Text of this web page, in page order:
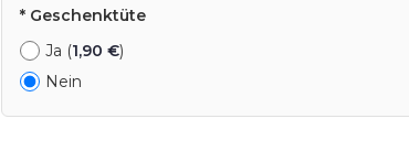
* Geschenktüte
Ja (1,90 €)
Nein